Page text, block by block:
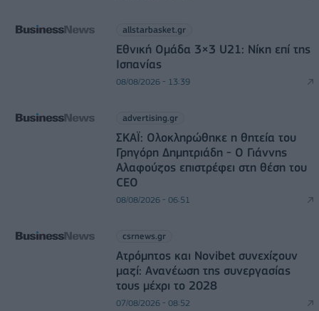
allstarbasket.gr
Εθνική Ομάδα 3×3 U21: Νίκη επί της
Ισπανίας
08/08/2026 - 13:39
advertising.gr
ΣΚΑΪ: Ολοκληρώθηκε η θητεία του
Γρηγόρη Δημητριάδη - Ο Γιάννης
Αλαφούζος επιστρέφει στη θέση του
CEO
08/08/2026 - 06:51
csrnews.gr
Ατρόμητος και Novibet συνεχίζουν
μαζί: Ανανέωση της συνεργασίας
τους μέχρι το 2028
07/08/2026 - 08:52